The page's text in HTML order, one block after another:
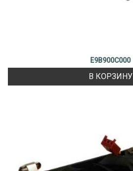
E9B900C000
В КОРЗИНУ